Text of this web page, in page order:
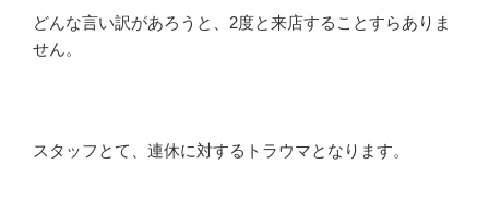
どんな言い訳があろうと、2度と来店することすらありま
せん。
スタッフとて、連休に対するトラウマとなります。